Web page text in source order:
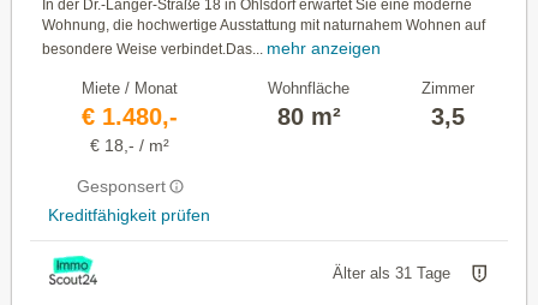
In der Dr.-Langer-Straße 18 in Ohlsdorf erwartet Sie eine moderne
Wohnung, die hochwertige Ausstattung mit naturnahem Wohnen auf
besondere Weise verbindet.Das...
mehr anzeigen
Miete / Monat
€ 1.480,-
€ 18,- / m²
Gesponsert
Kreditfähigkeit prüfen
Wohnfläche
80 m²
Zimmer
3,5
Älter als 31 Tage